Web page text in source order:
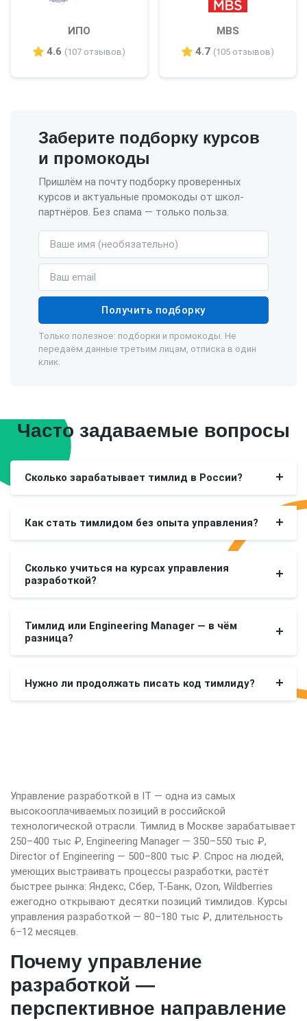
ИПО
4.6 (107 отзывов)
MBS
4.7 (105 отзывов)
Заберите подборку курсов
и промокоды
Пришлём на почту подборку проверенных
курсов и актуальные промокоды от школ-
партнёров. Без спама — только польза.
Имя (необязательно)
Email
Получить подборку
Только полезное: подборки и промокоды. Не
передаём данные третьим лицам, отписка в один
клик.
Часто задаваемые вопросы
Сколько зарабатывает тимлид в России?
Как стать тимлидом без опыта управления?
Сколько учиться на курсах управления
разработкой?
Тимлид или Engineering Manager — в чём
разница?
Нужно ли продолжать писать код тимлиду?
Управление разработкой в IT — одна из самых
высокооплачиваемых позиций в российской
технологической отрасли. Тимлид в Москве зарабатывает
250–400 тыс ₽, Engineering Manager — 350–550 тыс ₽,
Director of Engineering — 500–800 тыс ₽. Спрос на людей,
умеющих выстраивать процессы разработки, растёт
быстрее рынка: Яндекс, Сбер, Т-Банк, Ozon, Wildberries
ежегодно открывают десятки позиций тимлидов. Курсы
управления разработкой — 80–180 тыс ₽, длительность
6–12 месяцев.
Почему управление
разработкой —
перспективное направление